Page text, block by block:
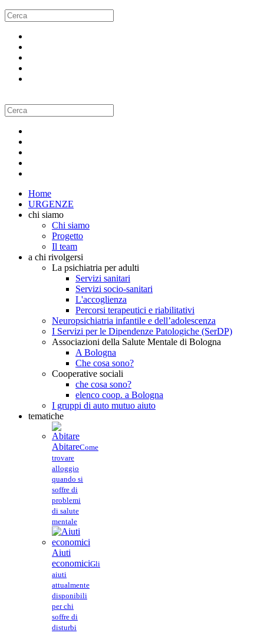
Home
URGENZE
chi siamo
Chi siamo
Progetto
Il team
a chi rivolgersi
La psichiatria per adulti
Servizi sanitari
Servizi socio-sanitari
L'accoglienza
Percorsi terapeutici e riabilitativi
Neuropsichiatria infantile e dell’adolescenza
I Servizi per le Dipendenze Patologiche (SerDP)
Associazioni della Salute Mentale di Bologna
A Bologna
Che cosa sono?
Cooperative sociali
che cosa sono?
elenco coop. a Bologna
I gruppi di auto mutuo aiuto
tematiche
AbitareCome
trovare
alloggio
quando si
soffre di
problemi
di salute
mentale
Aiuti
economiciGli
aiuti
attualmente
disponibili
per chi
soffre di
disturbi